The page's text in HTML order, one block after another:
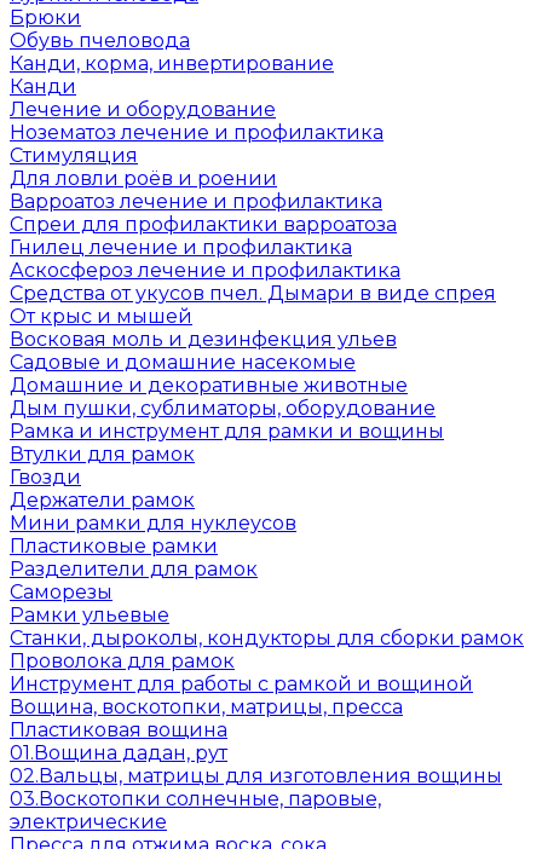
Брюки
Обувь пчеловода
Канди, корма, инвертирование
Канди
Лечение и оборудование
Нозематоз лечение и профилактика
Стимуляция
Для ловли роёв и роении
Варроатоз лечение и профилактика
Спреи для профилактики варроатоза
Гнилец лечение и профилактика
Аскосфероз лечение и профилактика
Средства от укусов пчел. Дымари в виде спрея
От крыс и мышей
Восковая моль и дезинфекция ульев
Садовые и домашние насекомые
Домашние и декоративные животные
Дым пушки, сублиматоры, оборудование
Рамка и инструмент для рамки и вощины
Втулки для рамок
Гвозди
Держатели рамок
Мини рамки для нуклеусов
Пластиковые рамки
Разделители для рамок
Саморезы
Рамки ульевые
Станки, дыроколы, кондукторы для сборки рамок
Проволока для рамок
Инструмент для работы с рамкой и вощиной
Вощина, воскотопки, матрицы, пресса
Пластиковая вощина
01.Вощина дадан, рут
02.Вальцы, матрицы для изготовления вощины
03.Воскотопки солнечные, паровые,
электрические